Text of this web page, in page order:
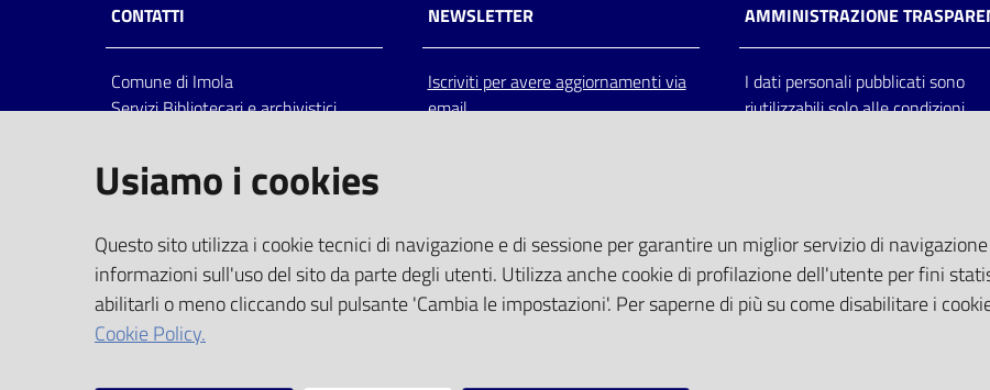
CONTATTI
Comune di Imola
Servizi Bibliotecari e archivistici
Italia
centralino: tel 0542.6026.36 fax
bim@comune.imola.bo.it
PEC
comune.imola@cert.provincia.bo.it
P.IVA 00523381200
C.F. 00794470377
NEWSLETTER
Iscriviti per avere aggiornamenti via
email
AMMINISTRAZIONE
I dati personali pubblicati sono
riutilizzabili solo alle condizioni
Usiamo i cookies
Questo sito utilizza i cookie tecnici di navigazione e di sessione per garantire un miglior servizio di
informazioni sull'uso del sito da parte degli utenti. Utilizza anche cookie di profilazione dell'utente per fini
abilitarli o meno cliccando sul pulsante 'Cambia le impostazioni'. Per saperne di più su come disabilitare i
Cookie Policy.